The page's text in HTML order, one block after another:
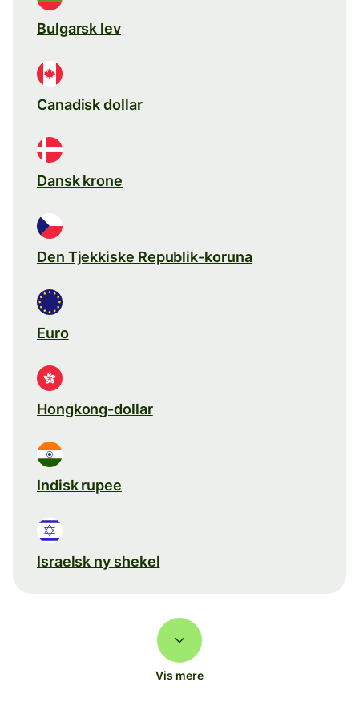
Bulgarsk lev
Canadisk dollar
Dansk krone
Den Tjekkiske Republik-koruna
Euro
Hongkong-dollar
Indisk rupee
Israelsk ny shekel
Vis mere